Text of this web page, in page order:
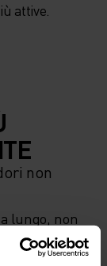
attive.
non
lungo, non
Ciò
può